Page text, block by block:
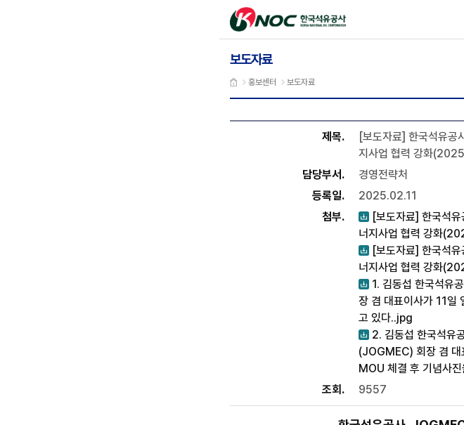
한국석유공사
보도자료
홍보센터 보도자료
제목
[보도자료] 한국석유공
지사업 협력 강화
담당부서
경영전략처
등록일
2025.02.11
첨부
[보도자료] 한국석유
너지사업 협력 강화
[보도자료] 한국석유
너지사업 협력 강화
1. 김동섭 한국석유
장 겸 대표이사가 11일
고 있다..jpg
2. 김동섭 한국석유
(JOGMEC) 회장 겸 대
MOU 체결 후 기념사
조회
9557